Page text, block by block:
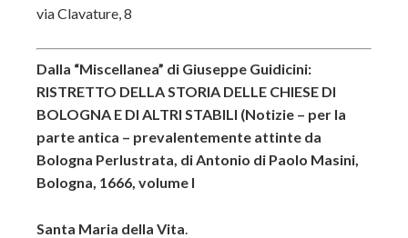
via Clavature, 8
Dalla “Miscellanea” di Giuseppe Guidicini:
RISTRETTO DELLA STORIA DELLE CHIESE DI
BOLOGNA E DI ALTRI STABILI (Notizie – per la
parte antica – prevalentemente attinte da
Bologna Perlustrata, di Antonio di Paolo Masini,
Bologna, 1666, volume I
Santa Maria della Vita.